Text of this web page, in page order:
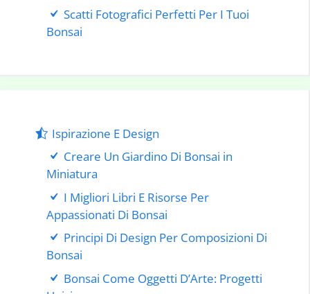
Scatti Fotografici Perfetti Per I Tuoi
Bonsai
Ispirazione E Design
Creare Un Giardino Di Bonsai in
Miniatura
I Migliori Libri E Risorse Per
Appassionati Di Bonsai
Principi Di Design Per Composizioni Di
Bonsai
Bonsai Come Oggetti D’Arte: Progetti